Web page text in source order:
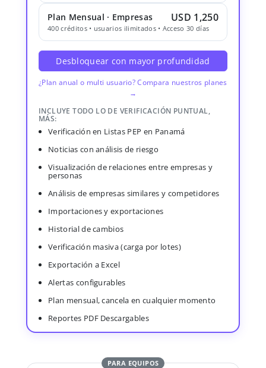
Plan Mensual · Empresas USD 1,250
400 créditos • usuarios ilimitados • Acceso 30 días
Desbloquear con mayor profundidad
¿Plan anual o multi usuario? Compara nuestros planes
→
INCLUYE TODO LO DE VERIFICACIÓN PUNTUAL,
MÁS:
Verificación en Listas PEP en Panamá
Noticias con análisis de riesgo
Visualización de relaciones entre empresas y
personas
Análisis de empresas similares y competidores
Importaciones y exportaciones
Historial de cambios
Verificación masiva (carga por lotes)
Exportación a Excel
Alertas configurables
Plan mensual, cancela en cualquier momento
Reportes PDF Descargables
PARA EQUIPOS